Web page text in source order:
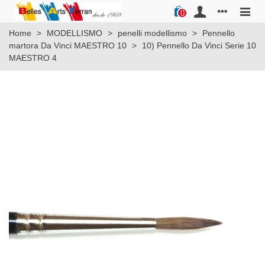
0
Home > MODELLISMO > penelli modellismo >
Pennello
martora Da Vinci MAESTRO 10 >
10) Pennello Da Vinci Serie 10
MAESTRO 4